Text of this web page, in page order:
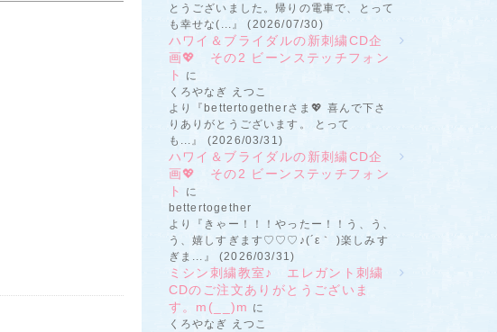
とうございました。帰りの電車で、とって
も幸せな(...』 (2026/07/30)
ハワイ＆ブライダルの新刺繍CD企
画💖 その2 ビーンステッチフォン
ト
に
くろやなぎ えつこ
より『bettertogetherさま💖 喜んで下さ
りありがとうございます。 とって
も...』 (2026/03/31)
ハワイ＆ブライダルの新刺繍CD企
画💖 その2 ビーンステッチフォン
ト
に
bettertogether
より『きゃー！！！やったー！！う、う、
う、嬉しすぎます♡♡♡♪(´ε｀ )楽しみす
ぎま...』 (2026/03/31)
ミシン刺繍教室♪ エレガント刺繍
CDのご注文ありがとうございま
す。m(__)m に
くろやなぎ えつこ